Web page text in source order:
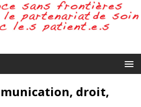
droit,